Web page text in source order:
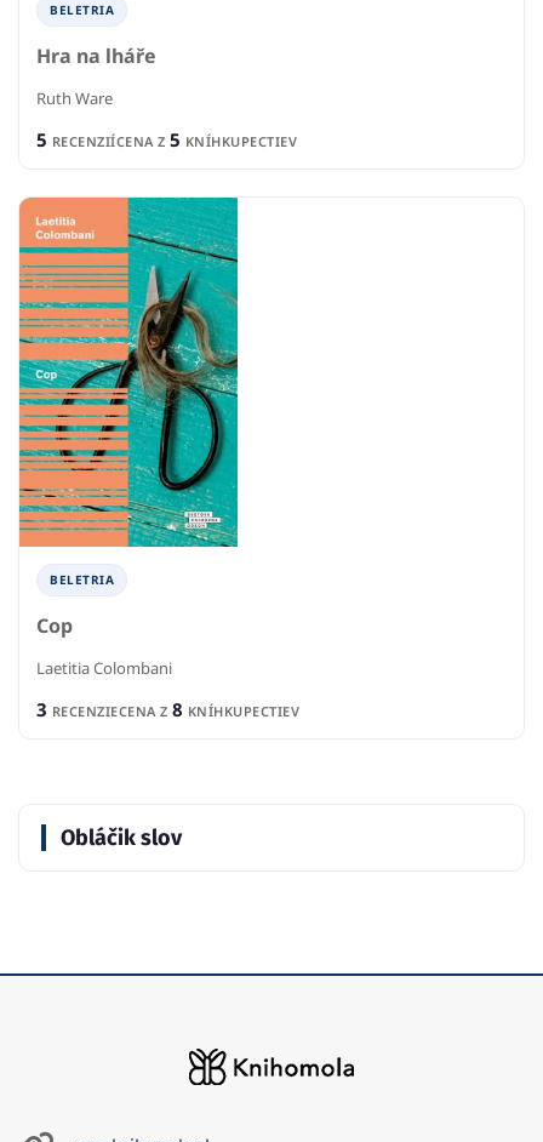
BELETRIA
Hra na lháře
Ruth Ware
5 RECENZIÍCENA Z 5 KNÍHKUPECTIEV
BELETRIA
Cop
Laetitia Colombani
3 RECENZIECENA Z 8 KNÍHKUPECTIEV
Obláčik slov